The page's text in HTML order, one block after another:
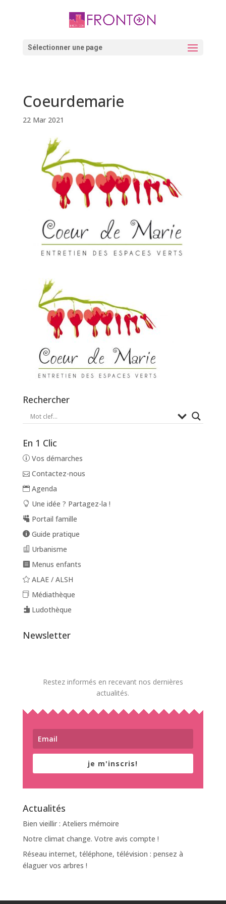
Sélectionner une page
Coeurdemarie
22 Mar 2021
Rechercher
En 1 Clic
Vos démarches
Contactez-nous
Agenda
Une idée ? Partagez-la !
Portail famille
Guide pratique
Urbanisme
Menus enfants
ALAE / ALSH
Médiathèque
Ludothèque
Newsletter
Restez informés en recevant nos dernières
actualités.
je m'inscris!
Actualités
Bien vieillir : Ateliers mémoire
Notre climat change. Votre avis compte !
Réseau internet, téléphone, télévision : pensez à
élaguer vos arbres !